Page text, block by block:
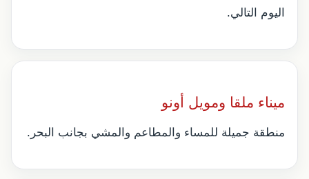
اليوم التالي.
ميناء ملقا ومويل أونو
منطقة جميلة للمساء والمطاعم والمشي بجانب البحر.